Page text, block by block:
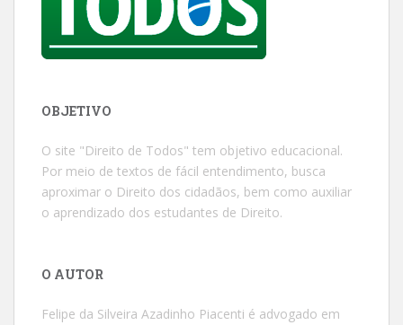
OBJETIVO
O site "Direito de Todos" tem objetivo educacional.
Por meio de textos de fácil entendimento, busca
aproximar o Direito dos cidadãos, bem como auxiliar
o aprendizado dos estudantes de Direito.
O AUTOR
Felipe da Silveira Azadinho Piacenti é advogado em